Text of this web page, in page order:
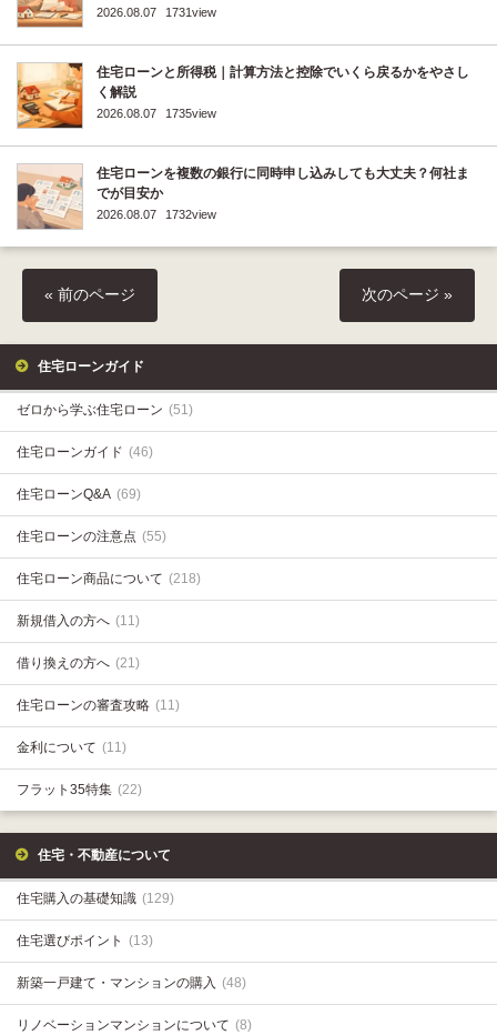
2026.08.07 1731view
住宅ローンと所得税｜計算方法と控除でいくら戻るかをやさし
く解説
2026.08.07 1735view
住宅ローンを複数の銀行に同時申し込みしても大丈夫？何社ま
でが目安か
2026.08.07 1732view
« 前のページ 次のページ »
住宅ローンガイド
ゼロから学ぶ住宅ローン (51)
住宅ローンガイド (46)
住宅ローンQ&A (69)
住宅ローンの注意点 (55)
住宅ローン商品について (218)
新規借入の方へ (11)
借り換えの方へ (21)
住宅ローンの審査攻略 (11)
金利について (11)
フラット35特集 (22)
住宅・不動産について
住宅購入の基礎知識 (129)
住宅選びポイント (13)
新築一戸建て・マンションの購入 (48)
リノベーションマンションについて (8)